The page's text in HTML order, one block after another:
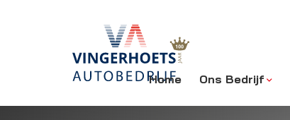
Home Ons Bedrijf